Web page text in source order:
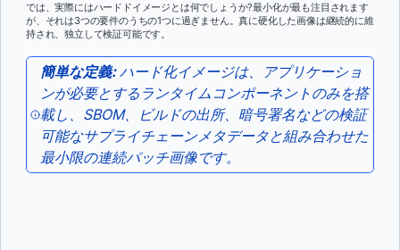
では、実際にはハードドイメージとは何でしょうか?最小化が最も注目されます
が、それは3つの要件のうちの1つに過ぎません。真に硬化した画像は継続的に維
持され、独立して検証可能です。
簡単な定義:ハード化イメージは、アプリケーショ
ンが必要とするランタイムコンポーネントのみを搭
載し、SBOM、ビルドの出所、暗号署名などの検証
可能なサプライチェーンメタデータと組み合わせた
最小限の連続パッチ画像です。